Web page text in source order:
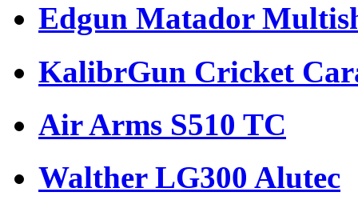
Edgun Matador
KalibrGun Cricket
Air Arms S510 TC
Walther LG300 Alutec